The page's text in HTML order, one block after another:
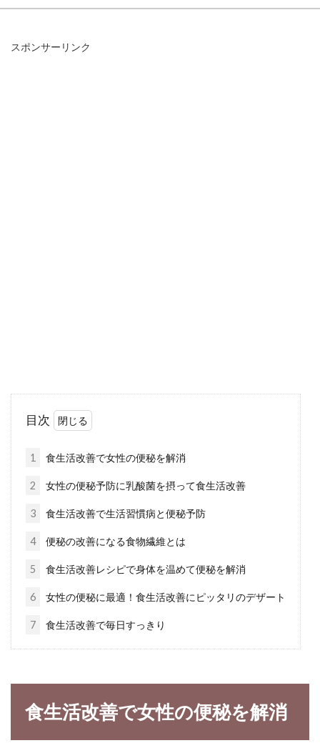
き！？夏の食中毒防止対策
日本の伝統食で、幅広い年齢層に好まれている
高野豆腐。キュッキュッとした独特の食感が、
不思議な感...
カロリーは意外に低い？！ラーメン
醤油に味噌、塩といった定番のものから、個性
メ...
除去する3つの方法
スポンサーリンク
目次
1 食生活改善で女性の便秘を解消
2 女性の便秘予防に乳酸菌を摂って食生活改善
3 食生活改善で生活習慣病と便秘予防
4 便秘の改善になる食物繊維とは
5 食生活改善レシピで身体を温めて便秘を解消
6 女性の便秘に最適！食生活改善にピッタリのデザート
7 食生活改善で毎日すっきり
食生活改善で女性の便秘を解消